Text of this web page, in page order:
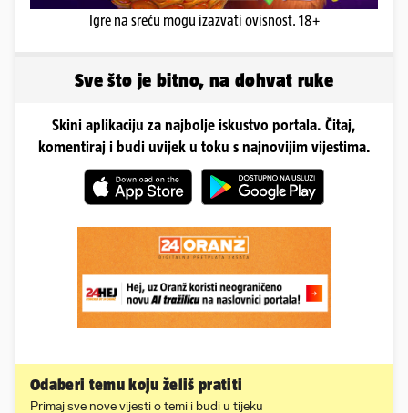
Igre na sreću mogu izazvati ovisnost. 18+
Sve što je bitno, na dohvat ruke
Skini aplikaciju za najbolje iskustvo portala. Čitaj,
komentiraj i budi uvijek u toku s najnovijim vijestima.
Odaberi temu koju želiš pratiti
Primaj sve nove vijesti o temi i budi u tijeku